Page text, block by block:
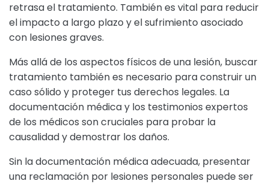
retrasa el tratamiento. También es vital para reducir
el impacto a largo plazo y el sufrimiento asociado
con lesiones graves.
Más allá de los aspectos físicos de una lesión, buscar
tratamiento también es necesario para construir un
caso sólido y proteger tus derechos legales. La
documentación médica y los testimonios expertos
de los médicos son cruciales para probar la
causalidad y demostrar los daños.
Sin la documentación médica adecuada, presentar
una reclamación por lesiones personales puede ser